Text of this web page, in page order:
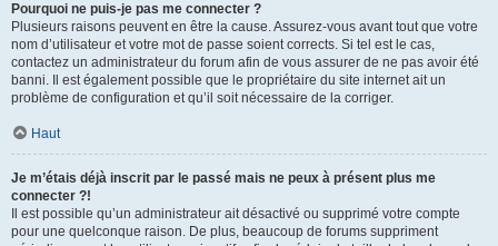
Pourquoi ne puis-je pas me connecter ?
Plusieurs raisons peuvent en être la cause. Assurez-vous avant tout que votre
nom d’utilisateur et votre mot de passe soient corrects. Si tel est le cas,
contactez un administrateur du forum afin de vous assurer de ne pas avoir été
banni. Il est également possible que le propriétaire du site internet ait un
problème de configuration et qu’il soit nécessaire de la corriger.
Haut
Je m’étais déjà inscrit par le passé mais ne peux à présent plus me
connecter ?!
Il est possible qu’un administrateur ait désactivé ou supprimé votre compte
pour une quelconque raison. De plus, beaucoup de forums suppriment